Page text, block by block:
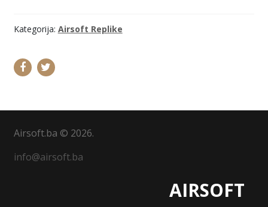
Kategorija: Airsoft Replike
Airsoft.ba © 2026.
info@airsoft.ba
AIRSOFT